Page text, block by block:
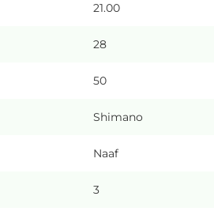
21.00
28
50
Shimano
Naaf
3